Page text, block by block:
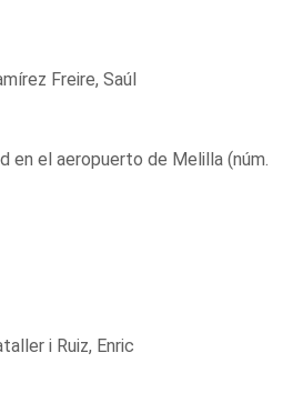
Freire, Saúl
en el aeropuerto de Melilla (núm.
i Ruiz, Enric